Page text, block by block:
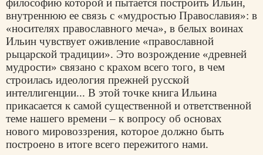
философию которой и пытается построить Ильин,
внутреннюю ее связь с «мудростью Православия»: в
«носителях православного меча», в белых воинах
Ильин чувствует оживление «православной
рыцарской традиции». Это возрождение «древней
мудрости» связано с крахом всего того, в чем
строилась идеология прежней русской
интеллигенции... В этой точке книга Ильина
прикасается к самой существенной и ответственной
теме нашего времени – к вопросу об основах
нового мировоззрения, которое должно быть
построено в итоге всего пережитого нами.